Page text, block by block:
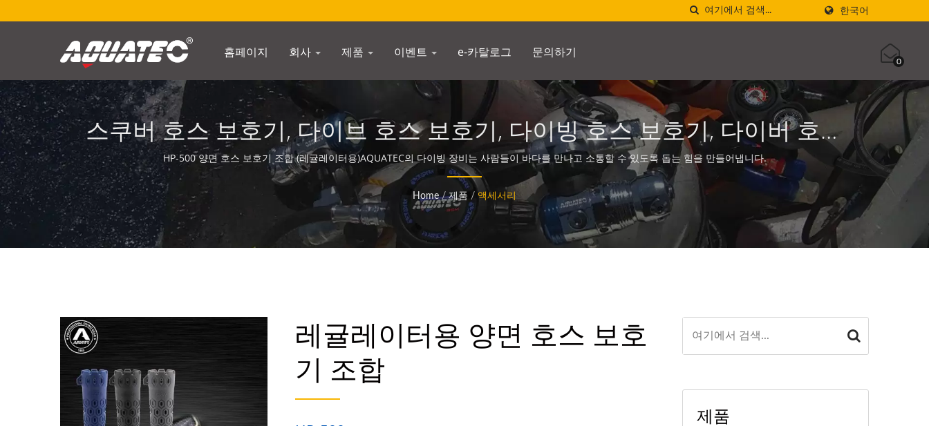
한국어
홈페이지 회사 제품 이벤트 e-카탈로그 문의하기
0
스쿠버 호스 보호기, 다이브 호스 보호기, 다이빙 호스 보호기, 다이버 호스
보호기 | 다이브 게이지 | 수중 나침반 제조업체 | SCUBA AQUATEC
HP-500 양면 호스 보호기 조합 (레귤레이터용)AQUATEC의 다이빙 장비는 사람들이 바다를 만나고 소통할 수 있도록 돕는 힘을 만들어냅니다.
Home / 제품 / 액세서리
레귤레이터용 양면 호스 보호
기 조합
제품